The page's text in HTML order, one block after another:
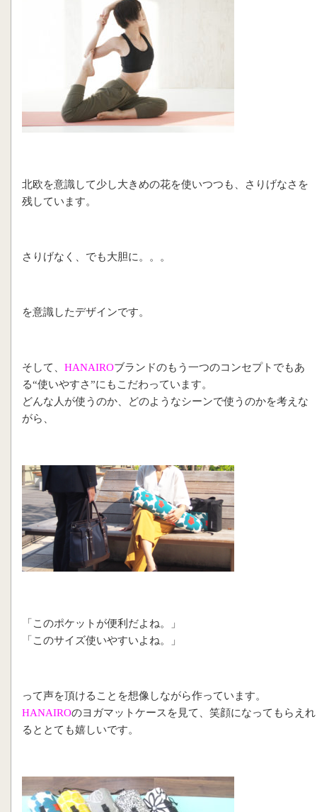
北欧を意識して少し大きめの花を使いつつも、さりげなさを
残しています。
さりげなく、でも大胆に。。。
を意識したデザインです。
そして、 HANAIROブランドのもう一つのコンセプトでもあ
る“使いやすさ”にもこだわっています。
どんな人が使うのか、どのようなシーンで使うのかを考えな
がら、
「このポケットが便利だよね。」
「このサイズ使いやすいよね。」
って声を頂けることを想像しながら作っています。
HANAIROのヨガマットケースを見て、笑顔になってもらえれ
るととても嬉しいです。